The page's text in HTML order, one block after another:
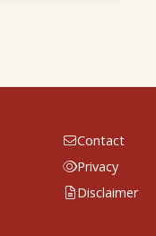
Contact
Privacy
Disclaimer